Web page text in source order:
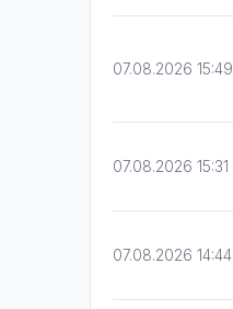
07.08.2026 15:49
07.08.2026 15:31
07.08.2026 14:44